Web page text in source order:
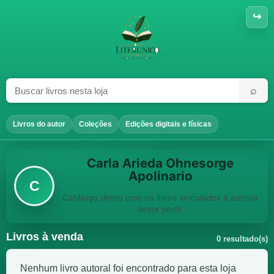
⌕
↪
Livros do autor Coleções Edições digitais e físicas
C
Carla Arieda Ohnesorge
Apolinario
Catálogo direto com os livros vinculados à autoria
deste perfil.
Livros à venda 0 resultado(s)
Nenhum livro autoral foi encontrado para esta loja